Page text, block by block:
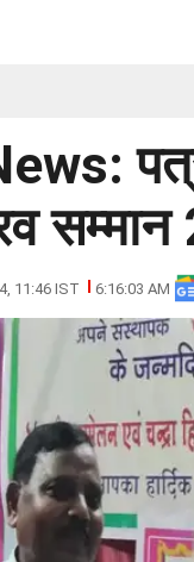
11:46 IST 6:16:03 AM